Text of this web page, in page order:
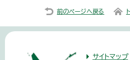
前のページへ戻る
サイトマップ